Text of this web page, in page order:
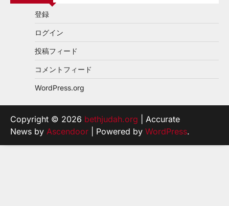
登録
ログイン
投稿フィード
コメントフィード
WordPress.org
Copyright © 2026 bethjudah.org | Accurate
News by Ascendoor | Powered by WordPress.